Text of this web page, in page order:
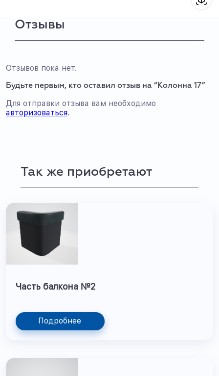
Отзывы
Отзывов пока нет.
Будьте первым, кто оставил отзыв на “Колонна 17”
Для отправки отзыва вам необходимо
авторизоваться.
Так же приобретают
Часть балкона №2
Подробнее